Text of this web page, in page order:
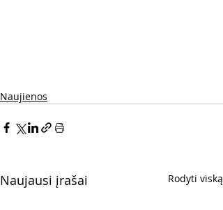
Naujienos
Naujausi įrašai Rodyti viską